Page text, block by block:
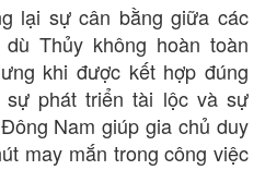
lại sự cân bằng giữa các
Thủy không hoàn toàn
khi được kết hợp đúng
phát triển tài lộc và sự
Nam giúp gia chủ duy
may mắn trong công việc